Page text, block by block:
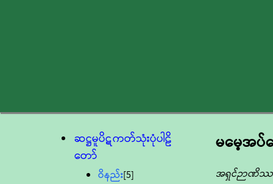
ဆဋ္ဌမူပိဋကတ်သုံးပုံပါဠိ
တော်
ဝိနည်း[5]
မမေ့အပ်
အရှင်ဉာဏိ